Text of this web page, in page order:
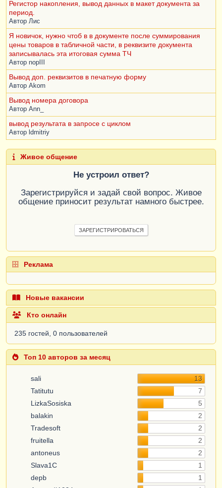
Регистор накопления, вывод данных в макет документа за
период.
Автор Лис
Я новичок, нужно чтоб в в документе после суммирования
цены товаров в табличной части, в реквизите документа
записывалась эта итоговая сумма ТЧ
Автор nopIII
Вывод доп. реквизитов в печатную форму
Автор Akom
Вывод номера договора
Автор Ann_
вывод результата в запросе с циклом
Автор ldmitriy
Живое общение
Не устроил ответ?
Зарегистрируйся и задай свой вопрос. Живое
общение приносит результат намного быстрее.
ЗАРЕГИСТРИРОВАТЬСЯ
Реклама
Новые вакансии
Кто онлайн
235 гостей, 0 пользователей
Топ 10 авторов за месяц
sali
13
Tatitutu
7
LizkaSosiska
5
balakin
2
Tradesoft
2
fruitella
2
antoneus
2
Slava1C
1
depb
1